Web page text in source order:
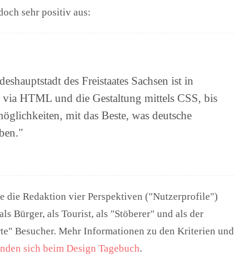
sehr positiv aus:
des Freistaates Sachsen ist in
HTML und die Gestaltung mittels CSS, bis
mit das Beste, was deutsche
die Redaktion vier Perspektiven ("Nutzerprofile")
Bürger, als Tourist, als "Stöberer" und als der
Besucher. Mehr Informationen zu den Kriterien und
sich beim Design Tagebuch.